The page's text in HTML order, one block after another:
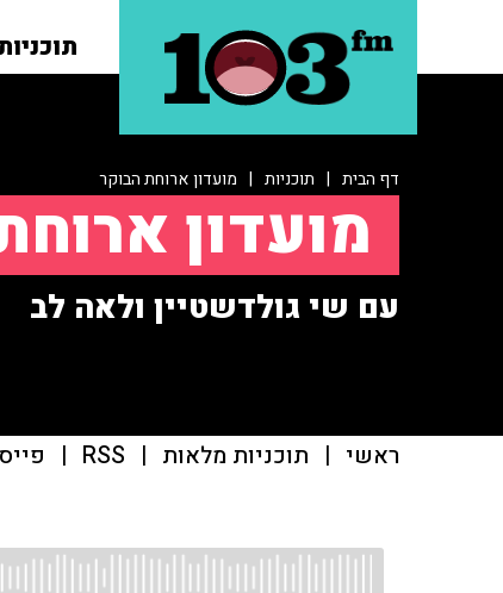
דף הבית | תוכניות | מועדון ארוחת הבוקר
מועדון
עם שי גולדשטיין ולאה לב
ראשי | תוכניות מלאות |
RSS
|